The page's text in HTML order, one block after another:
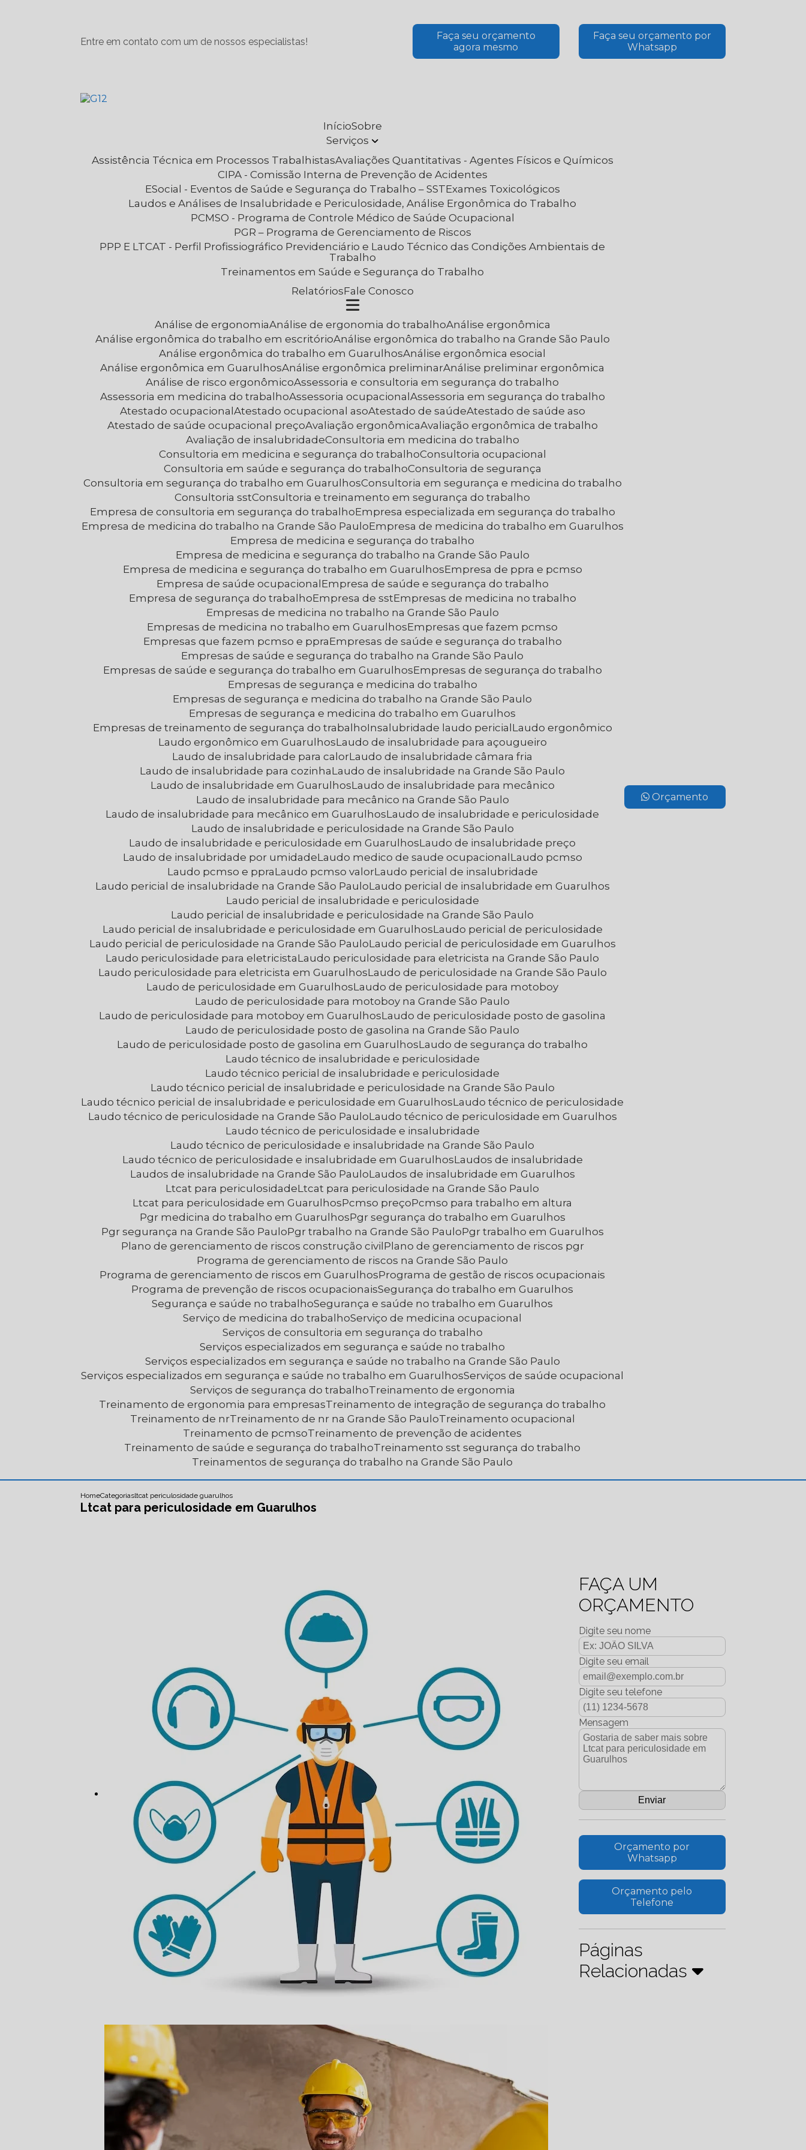
Entre em contato com um de nossos especialistas!
Faça seu orçamento
agora mesmo
Faça seu orçamento por
Whatsapp
Início Sobre
Serviços
Assistência Técnica em Processos Trabalhistas
Avaliações Quantitativas - Agentes Físicos e Químicos
CIPA - Comissão Interna de Prevenção de Acidentes
eSocial - Eventos de Saúde e Segurança do Trabalho – SST Exames Toxicológicos
Laudos e Análises de Insalubridade e Periculosidade, Análise Ergonômica do Trabalho
PCMSO - Programa de Controle Médico de Saúde Ocupacional
PGR – Programa de Gerenciamento de Riscos
PPP E LTCAT - Perfil Profissiográfico Previdenciário e Laudo Técnico das Condições Ambientais de
Trabalho
Treinamentos em Saúde e Segurança do Trabalho
Relatórios Fale Conosco
Análise de ergonomia Análise de ergonomia do trabalho
Análise ergonômica
Análise ergonômica do trabalho em escritório
Análise ergonômica do trabalho na Grande São Paulo
Análise ergonômica do trabalho em Guarulhos
Análise ergonômica esocial
Análise ergonômica em Guarulhos
Análise ergonômica preliminar
Análise preliminar ergonômica
Análise de risco ergonômico Assessoria e consultoria em segurança do trabalho
Assessoria em medicina do trabalho
Assessoria ocupacional
Assessoria em segurança do trabalho
Atestado ocupacional
Atestado ocupacional aso Atestado de saúde
Atestado de saúde aso
Atestado de saúde ocupacional preço
Avaliação ergonômica
Avaliação ergonômica de trabalho
Avaliação de insalubridade
Consultoria em medicina do trabalho
Consultoria em medicina e segurança do trabalho
Consultoria ocupacional
Consultoria em saúde e segurança do trabalho
Consultoria de segurança
Consultoria em segurança do trabalho em Guarulhos
Consultoria em segurança e medicina do trabalho
Consultoria sst Consultoria e treinamento em segurança do trabalho
Empresa de consultoria em segurança do trabalho Empresa especializada em segurança do trabalho
Empresa de medicina do trabalho na Grande São Paulo Empresa de medicina do trabalho em Guarulhos
Empresa de medicina e segurança do trabalho
Empresa de medicina e segurança do trabalho na Grande São Paulo
Empresa de medicina e segurança do trabalho em Guarulhos Empresa de ppra e pcmso
Empresa de saúde ocupacional
Empresa de saúde e segurança do trabalho
Empresa de segurança do trabalho Empresa de sst Empresas de medicina no trabalho
Empresas de medicina no trabalho na Grande São Paulo
Empresas de medicina no trabalho em Guarulhos
Empresas que fazem pcmso
Empresas que fazem pcmso e ppra
Empresas de saúde e segurança do trabalho
Empresas de saúde e segurança do trabalho na Grande São Paulo
Empresas de saúde e segurança do trabalho em Guarulhos Empresas de segurança do trabalho
Empresas de segurança e medicina do trabalho
Empresas de segurança e medicina do trabalho na Grande São Paulo
Empresas de segurança e medicina do trabalho em Guarulhos
Empresas de treinamento de segurança do trabalho Insalubridade laudo pericial
Laudo ergonômico
Laudo ergonômico em Guarulhos Laudo de insalubridade para açougueiro
Laudo de insalubridade para calor Laudo de insalubridade câmara fria
Laudo de insalubridade para cozinha
Laudo de insalubridade na Grande São Paulo
Laudo de insalubridade em Guarulhos Laudo de insalubridade para mecânico
Laudo de insalubridade para mecânico na Grande São Paulo
Laudo de insalubridade para mecânico em Guarulhos Laudo de insalubridade e periculosidade
Laudo de insalubridade e periculosidade na Grande São Paulo
Laudo de insalubridade e periculosidade em Guarulhos Laudo de insalubridade preço
Laudo de insalubridade por umidade Laudo medico de saude ocupacional
Laudo pcmso
Laudo pcmso e ppra Laudo pcmso valor Laudo pericial de insalubridade
Laudo pericial de insalubridade na Grande São Paulo Laudo pericial de insalubridade em Guarulhos
Laudo pericial de insalubridade e periculosidade
Laudo pericial de insalubridade e periculosidade na Grande São Paulo
Laudo pericial de insalubridade e periculosidade em Guarulhos Laudo pericial de periculosidade
Laudo pericial de periculosidade na Grande São Paulo Laudo pericial de periculosidade em Guarulhos
Laudo periculosidade para eletricista
Laudo periculosidade para eletricista na Grande São Paulo
Laudo periculosidade para eletricista em Guarulhos Laudo de periculosidade na Grande São Paulo
Laudo de periculosidade em Guarulhos Laudo de periculosidade para motoboy
Laudo de periculosidade para motoboy na Grande São Paulo
Laudo de periculosidade para motoboy em Guarulhos Laudo de periculosidade posto de gasolina
Laudo de periculosidade posto de gasolina na Grande São Paulo
Laudo de periculosidade posto de gasolina em Guarulhos Laudo de segurança do trabalho
Laudo técnico de insalubridade e periculosidade
Laudo técnico pericial de insalubridade e periculosidade
Laudo técnico pericial de insalubridade e periculosidade na Grande São Paulo
Laudo técnico pericial de insalubridade e periculosidade em Guarulhos Laudo técnico de periculosidade
Laudo técnico de periculosidade na Grande São Paulo Laudo técnico de periculosidade em Guarulhos
Laudo técnico de periculosidade e insalubridade
Laudo técnico de periculosidade e insalubridade na Grande São Paulo
Laudo técnico de periculosidade e insalubridade em Guarulhos Laudos de insalubridade
Laudos de insalubridade na Grande São Paulo Laudos de insalubridade em Guarulhos
Ltcat para periculosidade Ltcat para periculosidade na Grande São Paulo
Ltcat para periculosidade em Guarulhos
Pcmso preço
Pcmso para trabalho em altura
Pgr medicina do trabalho em Guarulhos
Pgr segurança do trabalho em Guarulhos
Pgr segurança na Grande São Paulo
Pgr trabalho na Grande São Paulo
Pgr trabalho em Guarulhos
Plano de gerenciamento de riscos construção civil
Plano de gerenciamento de riscos pgr
Programa de gerenciamento de riscos na Grande São Paulo
Programa de gerenciamento de riscos em Guarulhos
Programa de gestão de riscos ocupacionais
Programa de prevenção de riscos ocupacionais Segurança do trabalho em Guarulhos
Segurança e saúde no trabalho Segurança e saúde no trabalho em Guarulhos
Serviço de medicina do trabalho Serviço de medicina ocupacional
Serviços de consultoria em segurança do trabalho
Serviços especializados em segurança e saúde no trabalho
Serviços especializados em segurança e saúde no trabalho na Grande São Paulo
Serviços especializados em segurança e saúde no trabalho em Guarulhos Serviços de saúde ocupacional
Serviços de segurança do trabalho
Treinamento de ergonomia
Treinamento de ergonomia para empresas
Treinamento de integração de segurança do trabalho
Treinamento de nr
Treinamento de nr na Grande São Paulo
Treinamento ocupacional
Treinamento de pcmso
Treinamento de prevenção de acidentes
Treinamento de saúde e segurança do trabalho
Treinamento sst segurança do trabalho
Treinamentos de segurança do trabalho na Grande São Paulo
Orçamento
HomeCategoriasltcat periculosidade guarulhos
Ltcat para periculosidade em Guarulhos
FAÇA UM
ORÇAMENTO
Digite seu nome
Digite seu email
Digite seu telefone
Mensagem
Orçamento por
Whatsapp
Orçamento pelo
Telefone
Páginas
Relacionadas